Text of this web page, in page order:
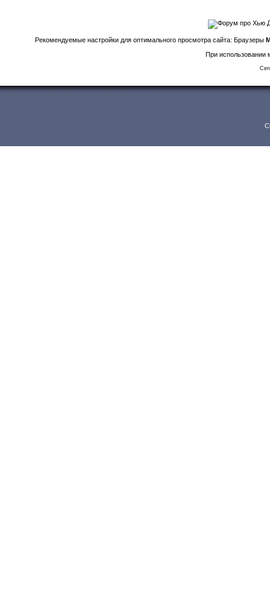
Рекомендуемые настройки для оптимального просмотра сайта: Браузеры
При использовании